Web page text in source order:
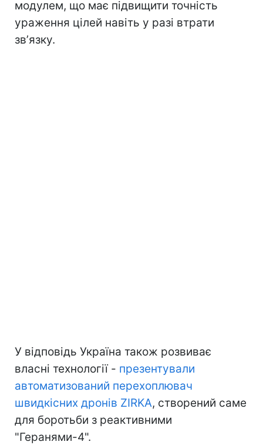
модулем, що має підвищити точність
ураження цілей навіть у разі втрати
звʼязку.
У відповідь Україна також розвиває
власні технології - презентували
автоматизований перехоплювач
швидкісних дронів ZIRKA, створений саме
для боротьби з реактивними
"Геранями-4".